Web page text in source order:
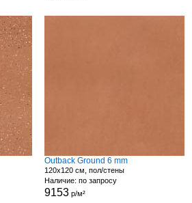
Outback Ground 6 mm
120x120 см, пол/стены
Наличие: по запросу
9153 р/м²